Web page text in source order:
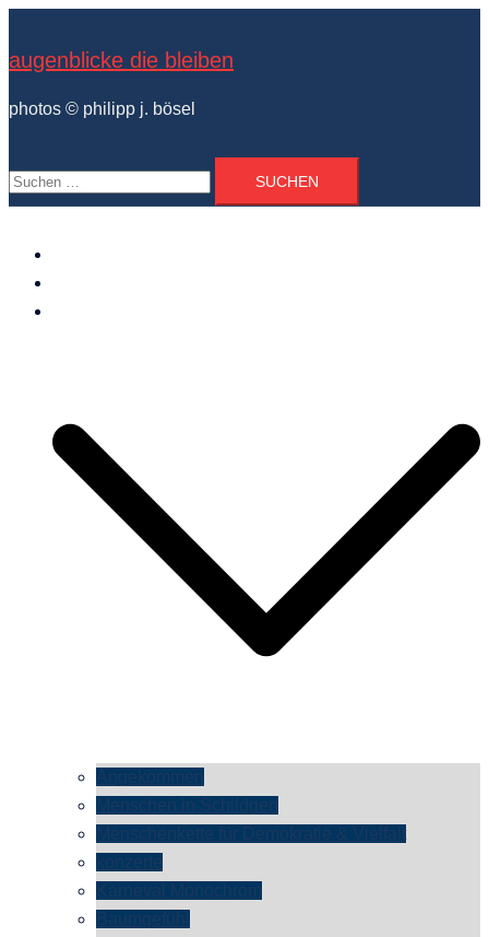
springen
augenblicke die bleiben
photos © philipp j. bösel
Suchen
nach:
Angekommen
Menschen in Schildgen
Menschenkette für Demokratie & Vielfalt
konzerte
Karneval Monochrom
Baumgefühl